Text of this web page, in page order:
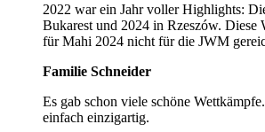
2022 war ein Jahr voller Highlights:
Bukarest und 2024 in Rzeszów. Diese
für Mahi 2024 nicht für die JWM
Familie Schneider
Es gab schon viele schöne
einfach einzigartig.